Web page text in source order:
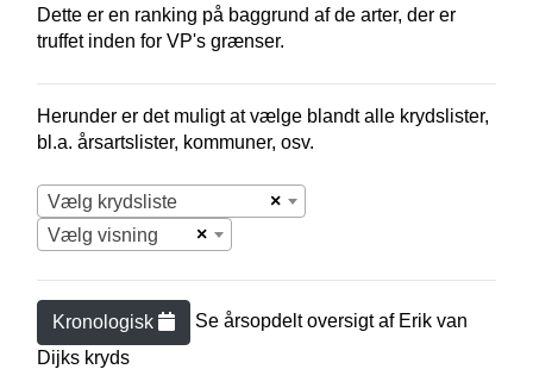
Dette er en ranking på baggrund af de arter, der er
truffet inden for VP's grænser.
Herunder er det muligt at vælge blandt alle krydslister,
bl.a. årsartslister, kommuner, osv.
×
Vælg krydsliste
×
Vælg visning
Kronologisk Se årsopdelt oversigt af Erik van
Dijks kryds